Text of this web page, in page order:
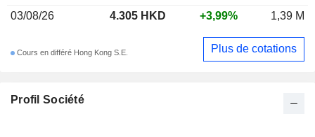
Profil Société
03/08/26
4.305 HKD +3,99% 1,39 M
Cours en différé Hong Kong S.E. Plus de cotations